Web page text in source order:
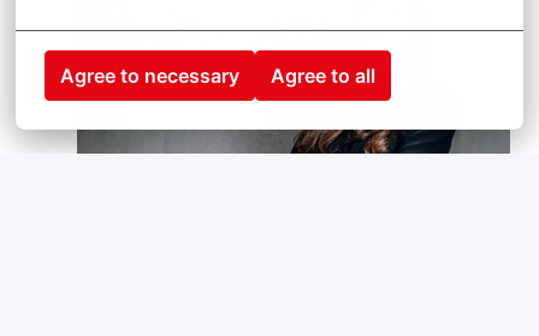
Agree to necessary Agree to all